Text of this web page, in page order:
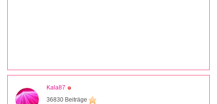
Kala87
36830 Beiträge